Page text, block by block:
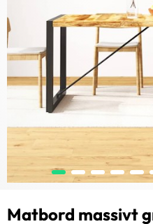
Matbord massivt